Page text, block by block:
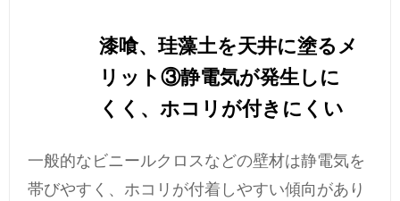
漆喰、珪藻土を天井に塗るメ
リット③静電気が発生しに
くく、ホコリが付きにくい
一般的なビニールクロスなどの壁材は静電気を
帯びやすく、ホコリが付着しやすい傾向があり